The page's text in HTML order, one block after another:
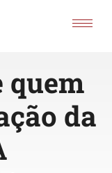
quem
da